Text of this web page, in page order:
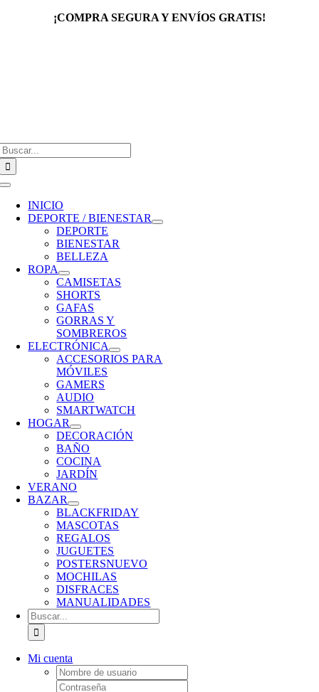
¡COMPRA SEGURA Y ENVÍOS GRATIS!
Toggle
Navigation
INICIO
DEPORTE / BIENESTAR
DEPORTE
BIENESTAR
BELLEZA
ROPA
CAMISETAS
SHORTS
GAFAS
GORRAS Y
SOMBREROS
ELECTRÓNICA
ACCESORIOS PARA
MÓVILES
GAMERS
AUDIO
SMARTWATCH
HOGAR
DECORACIÓN
BAÑO
COCINA
JARDÍN
VERANO
BAZAR
BLACKFRIDAY
MASCOTAS
REGALOS
JUGUETES
POSTERSNUEVO
MOCHILAS
DISFRACES
MANUALIDADES
Buscar:
Mi cuenta
Username:
Password: